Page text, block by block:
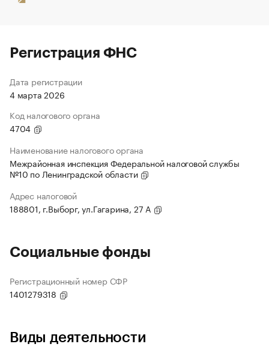
Регистрация ФНС
Дата регистрации
4 марта 2026
Код налогового органа
4704
Наименование налогового органа
Межрайонная инспекция Федеральной налоговой службы
№10 по Ленинградской области
Адрес налоговой
188801, г.Выборг, ул.Гагарина, 27 А
Социальные фонды
Регистрационный номер СФР
1401279318
Виды деятельности